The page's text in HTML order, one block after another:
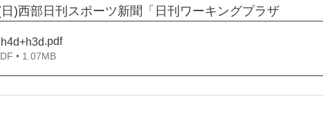
)西部日刊スポーツ新聞「日刊ワーキングプラザ
.pdf
• 1.07MB